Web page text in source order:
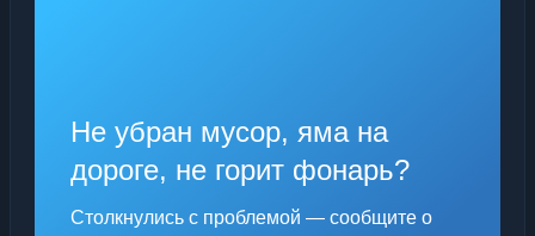
Не убран мусор, яма на
дороге, не горит фонарь?
Столкнулись с проблемой — сообщите о